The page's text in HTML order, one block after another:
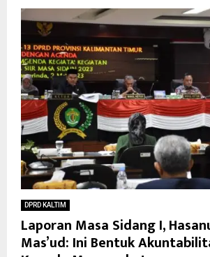
DPRD KALTIM
Laporan Masa Sidang I,
Mas’ud: Ini Bentuk